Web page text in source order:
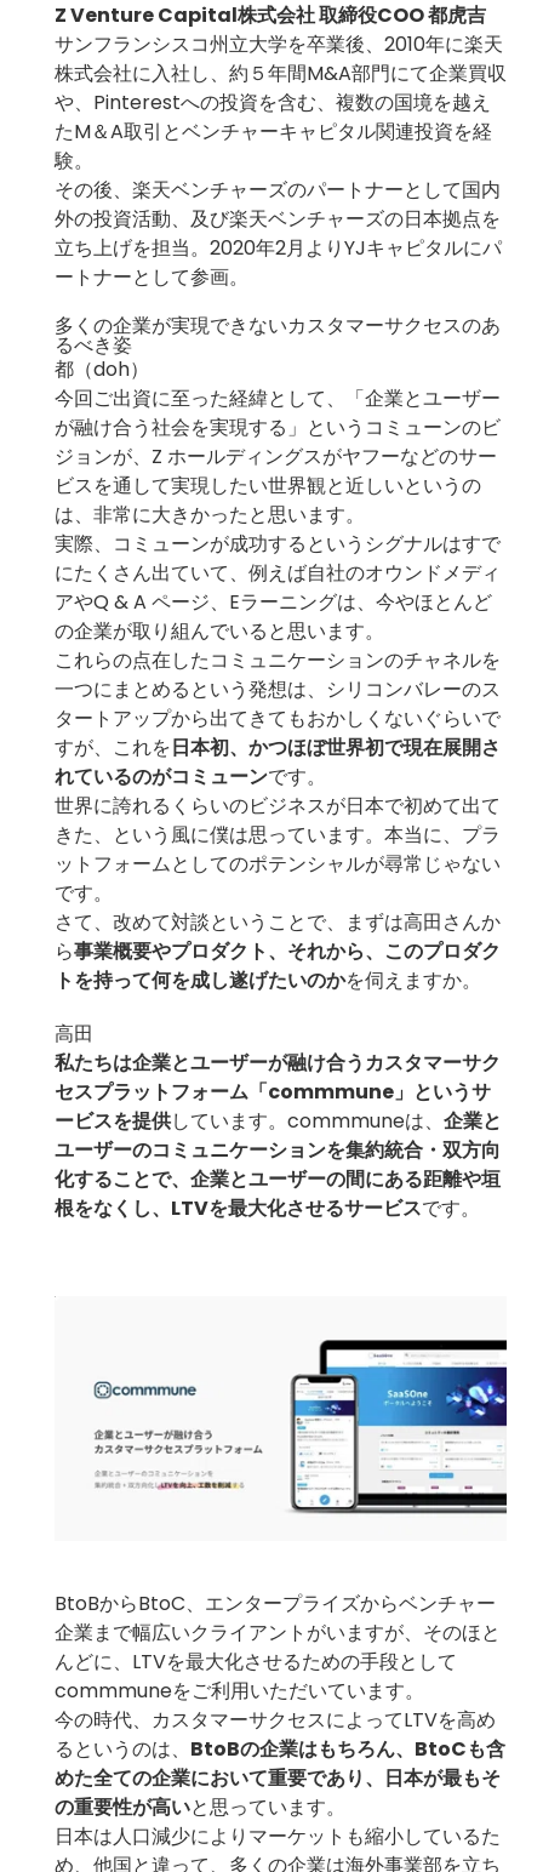
Z Venture Capital株式会社 取締役COO 都虎吉
サンフランシスコ州立大学を卒業後、2010年に楽天
株式会社に入社し、約５年間M&A部門にて企業買収
や、Pinterestへの投資を含む、複数の国境を越え
たM＆A取引とベンチャーキャピタル関連投資を経
験。
その後、楽天ベンチャーズのパートナーとして国内
外の投資活動、及び楽天ベンチャーズの日本拠点を
立ち上げを担当。2020年2月よりYJキャピタルにパ
ートナーとして参画。
多くの企業が実現できないカスタマーサクセスのあ
るべき姿
都（doh）
今回ご出資に至った経緯として、「企業とユーザー
が融け合う社会を実現する」というコミューンのビ
ジョンが、Z ホールディングスがヤフーなどのサー
ビスを通して実現したい世界観と近しいというの
は、非常に大きかったと思います。
実際、コミューンが成功するというシグナルはすで
にたくさん出ていて、例えば自社のオウンドメディ
アやQ & A ページ、Eラーニングは、今やほとんど
の企業が取り組んでいると思います。
これらの点在したコミュニケーションのチャネルを
一つにまとめるという発想は、シリコンバレーのス
タートアップから出てきてもおかしくないぐらいで
すが、これを日本初、かつほぼ世界初で現在展開さ
れているのがコミューンです。
世界に誇れるくらいのビジネスが日本で初めて出て
きた、という風に僕は思っています。本当に、プラ
ットフォームとしてのポテンシャルが尋常じゃない
です。
さて、改めて対談ということで、まずは高田さんか
ら事業概要やプロダクト、それから、このプロダク
トを持って何を成し遂げたいのかを伺えますか。
高田
私たちは企業とユーザーが融け合うカスタマーサク
セスプラットフォーム「commmune」というサ
ービスを提供しています。commmuneは、 企業と
ユーザーのコミュニケーションを集約統合・双方向
化することで、企業とユーザーの間にある距離や垣
根をなくし、LTVを最大化させるサービスです。
BtoBからBtoC、エンタープライズからベンチャー
企業まで幅広いクライアントがいますが、そのほと
んどに、LTVを最大化させるための手段として
commmuneをご利用いただいています。
今の時代、カスタマーサクセスによってLTVを高め
るというのは、 BtoBの企業はもちろん、BtoCも含
めた全ての企業において重要であり、日本が最もそ
の重要性が高いと思っています。
日本は人口減少によりマーケットも縮小しているた
め、他国と違って、多くの企業は海外事業部を立ち